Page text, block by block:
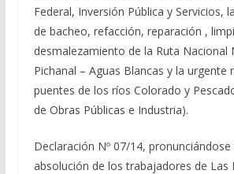
Federal, Inversión Pública y Servicios,
de bacheo, refacción, reparación ,
desmalezamiento de la Ruta Nacional
Pichanal – Aguas Blancas y la urgente
puentes de los ríos Colorado y
de Obras Públicas e Industria).
Declaración Nº 07/14,
absolución de los trabajadores de Las